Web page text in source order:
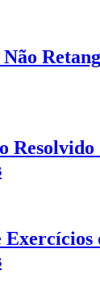
Resolvido